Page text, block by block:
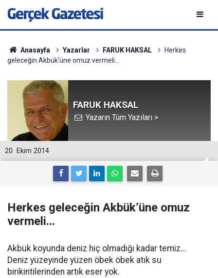
Anasayfa Yazarlar FARUK HAKSAL
Herkes
geleceğin Akbük’üne omuz vermeli...
FARUK HAKSAL
Yazarın Tüm Yazıları >
20 Ekim 2014
Herkes geleceğin Akbük’üne omuz
vermeli...
Akbük koyunda deniz hiç olmadığı kadar temiz...
Deniz yüzeyinde yüzen öbek öbek atık su
birikintilerinden artık eser yok.